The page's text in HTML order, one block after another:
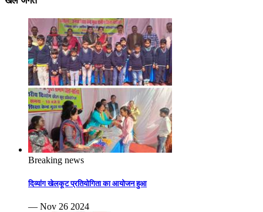
Breaking news
दिव्यांग खेलकूट प्रतियोगिता का आयोजन हुआ
— Nov 26 2024